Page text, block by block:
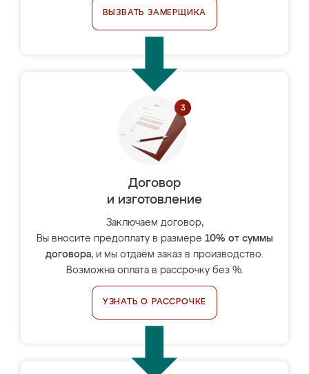
ВЫЗВАТЬ ЗАМЕРЩИКА
Договор
и изготовление
Заключаем договор,
Вы вносите предоплату в размере 10% от суммы
договора, и мы отдаём заказ в производство.
Возможна оплата в рассрочку без %.
УЗНАТЬ О РАССРОЧКЕ